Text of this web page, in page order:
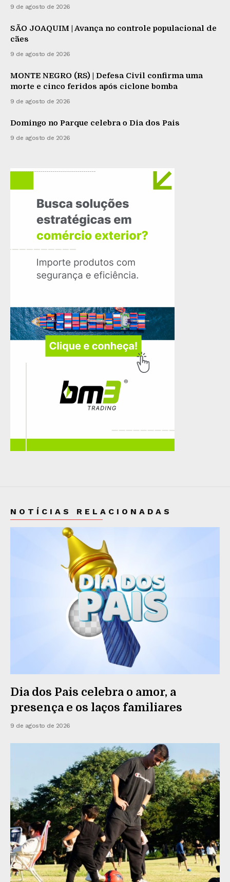
9 de agosto de 2026
SÃO JOAQUIM | Avança no controle populacional de
cães
9 de agosto de 2026
MONTE NEGRO (RS) | Defesa Civil confirma uma
morte e cinco feridos após ciclone bomba
9 de agosto de 2026
Domingo no Parque celebra o Dia dos Pais
9 de agosto de 2026
NOTÍCIAS RELACIONADAS
Dia dos Pais celebra o amor, a
presença e os laços familiares
9 de agosto de 2026